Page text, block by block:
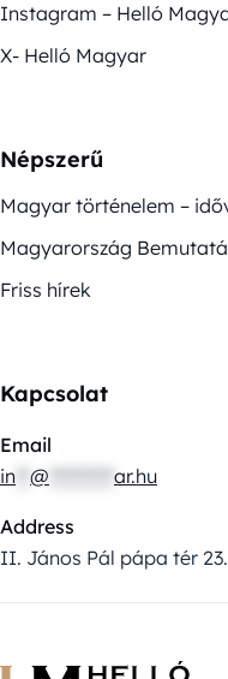
Instagram – Helló
X- Helló Magyar
Népszerű
Magyar történelem –
Magyarország
Friss hírek
Kapcsolat
Email
in @ ar.hu
Address
II. János Pál pápa tér